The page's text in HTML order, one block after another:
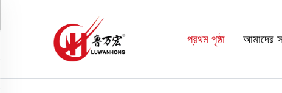
প্রথম পৃষ্ঠা আমাদের